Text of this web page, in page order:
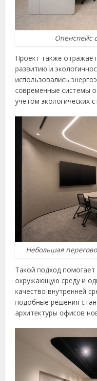
Опенспейс
Проект также
развитию и
использовались
современные системы
учетом экологических
Небольшая
Такой подход
окружающую среду и
качество внутренней
подобные решения
архитектуры офисов